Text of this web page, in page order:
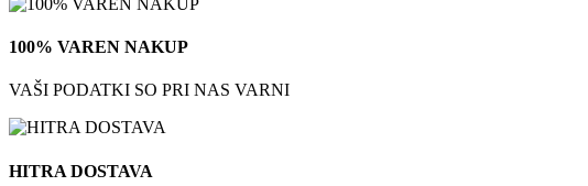
100% VAREN NAKUP
VAŠI PODATKI SO PRI NAS VARNI
HITRA DOSTAVA